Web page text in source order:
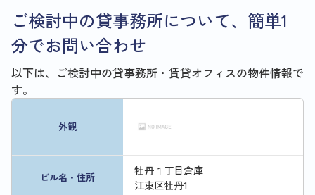
ご検討中の貸事務所について、簡単1
分でお問い合わせ
以下は、ご検討中の貸事務所・賃貸オフィスの物件情報で
す。
外観
ビル名・住所
牡丹１丁目倉庫
江東区牡丹1